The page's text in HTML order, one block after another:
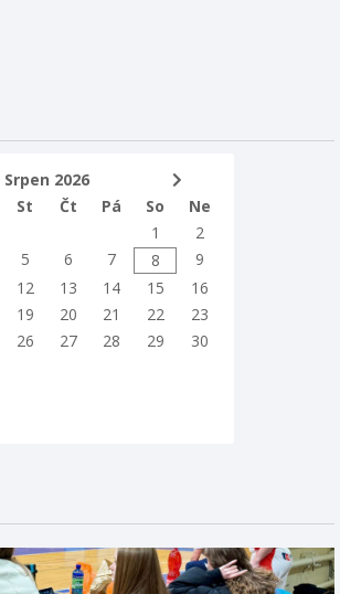
Srpen 2026
St Čt Pá So
Ne
1
2
5 6 7 8
9
12 13 14 15
16
19 20 21 22
23
26 27 28 29
30